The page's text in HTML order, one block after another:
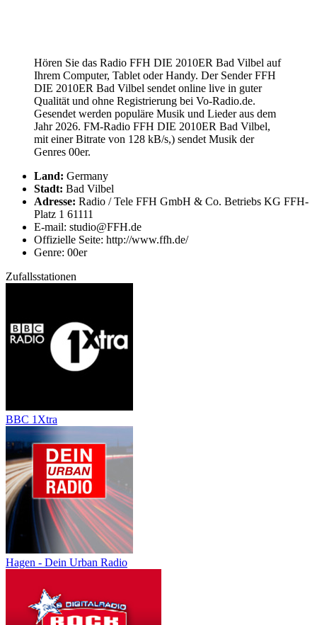
Hören Sie das Radio FFH DIE 2010ER Bad Vilbel auf
Ihrem Computer, Tablet oder Handy. Der Sender FFH
DIE 2010ER Bad Vilbel sendet online live in guter
Qualität und ohne Registrierung bei Vo-Radio.de.
Gesendet werden populäre Musik und Lieder aus dem
Jahr 2026. FM-Radio FFH DIE 2010ER Bad Vilbel,
mit einer Bitrate von 128 kB/s,) sendet Musik der
Genres 00er.
Land: Germany
Stadt: Bad Vilbel
Adresse: Radio / Tele FFH GmbH & Co. Betriebs KG FFH-
Platz 1 61111
E-mail: studio@FFH.de
Offizielle Seite: http://www.ffh.de/
Genre: 00er
Zufallsstationen
BBC 1Xtra
Hagen - Dein Urban Radio